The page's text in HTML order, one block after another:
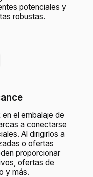
potenciales y
robustas.
el embalaje de
a conectarse
Al dirigirlos a
o ofertas
proporcionar
ofertas de
y más.